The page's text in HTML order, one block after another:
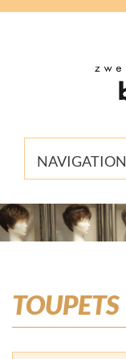
NAVIGATION
TOUPETS